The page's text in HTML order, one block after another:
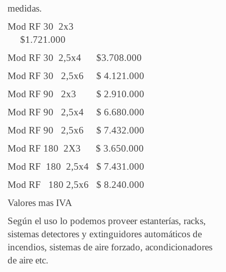
medidas.
Mod RF 30 2x3
$1.721.000
Mod RF 30 2,5x4 $3.708.000
Mod RF 30 2,5x6 $ 4.121.000
Mod RF 90 2x3 $ 2.910.000
Mod RF 90 2,5x4 $ 6.680.000
Mod RF 90 2,5x6 $ 7.432.000
Mod RF 180 2X3 $ 3.650.000
Mod RF 180 2,5x4 $ 7.431.000
Mod RF 180 2,5x6 $ 8.240.000
Valores mas IVA
Según el uso lo podemos proveer estanterías, racks,
sistemas detectores y extinguidores automáticos de
incendios, sistemas de aire forzado, acondicionadores
de aire etc.